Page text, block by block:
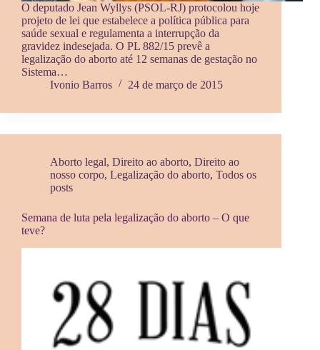
O deputado Jean Wyllys (PSOL-RJ) protocolou hoje
projeto de lei que estabelece a política pública para
saúde sexual e regulamenta a interrupção da
gravidez indesejada. O PL 882/15 prevê a
legalização do aborto até 12 semanas de gestação no
Sistema…
Ivonio Barros
24 de março de 2015
Aborto legal, Direito ao aborto, Direito ao
nosso corpo, Legalização do aborto, Todos os
posts
Semana de luta pela legalização do aborto – O que
teve?